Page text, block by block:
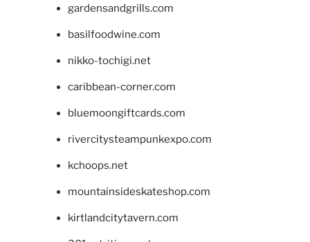
gardensandgrills.com
basilfoodwine.com
nikko-tochigi.net
caribbean-corner.com
bluemoongiftcards.com
rivercitysteampunkexpo.com
kchoops.net
mountainsideskateshop.com
kirtlandcitytavern.com